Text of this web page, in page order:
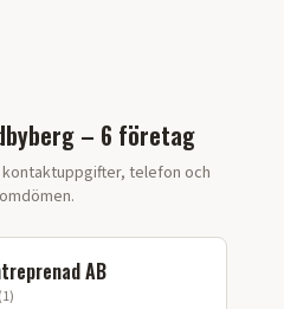
– 6 företag
telefon och
AB
(1)